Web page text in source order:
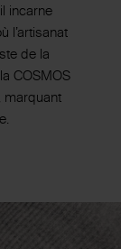
incarne
l’artisanat
de la
COSMOS
marquant